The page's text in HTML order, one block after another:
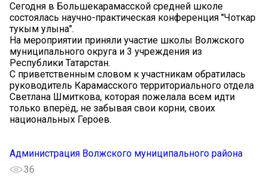
Сегодня в Большекарамасской средней школе
состоялась научно-практическая конференция "Чоткар
тукым улына".
На мероприятии приняли участие школы Волжского
муниципального округа и 3 учреждения из
Республики Татарстан.
С приветственным словом к участникам обратилась
руководитель Карамасского территориального отдела
Светлана Шмиткова, которая пожелала всем идти
только вперёд, не забывая свои корни, своих
национальных Героев.
Администрация Волжского муниципального района
36